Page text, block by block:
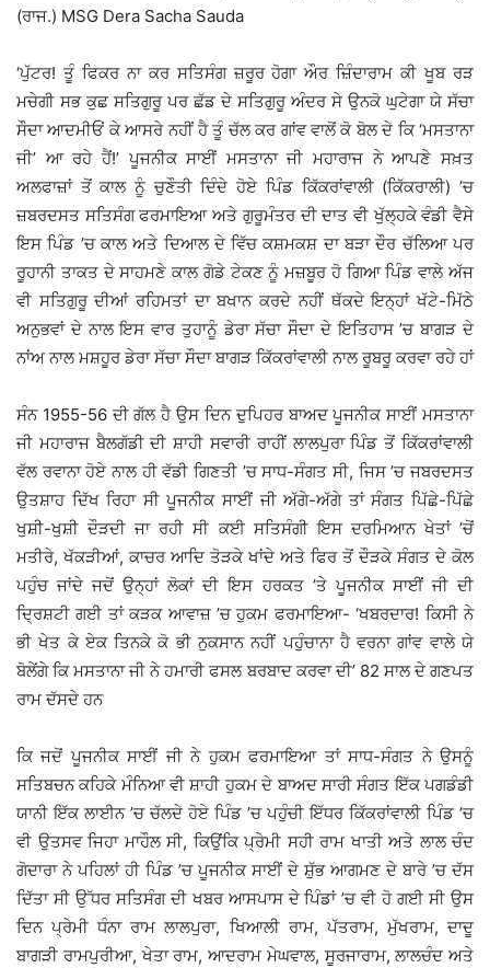
(ਰਾਜ.) MSG Dera Sacha Sauda
‘ਪੁੱਟਰ! ਤੂੰ ਫਿਕਰ ਨਾ ਕਰ ਸਤਿਸੰਗ ਜ਼ਰੂਰ ਹੋਗਾ ਔਰ ਜ਼ਿੰਦਾਰਾਮ ਕੀ ਖੂਬ ਰੜ
ਮਚੇਗੀ ਸਭ ਕੁਛ ਸਤਿਗੁਰੂ ਪਰ ਛੱਡ ਦੇ ਸਤਿਗੁਰੂ ਅੰਦਰ ਸੇ ਉਨਕੋ ਘੁਟੇਗਾ ਯੇ ਸੱਚਾ
ਸੌਦਾ ਆਦਮੀਓਂ ਕੇ ਆਸਰੇ ਨਹੀਂ ਹੈ ਤੂੰ ਚੱਲ ਕਰ ਗਾਂਵ ਵਾਲੋਂ ਕੋ ਬੋਲ ਦੇ ਕਿ ‘ਮਸਤਾਨਾ
ਜੀ’ ਆ ਰਹੇ ਹੈਂ!’ ਪੂਜਨੀਕ ਸਾਈਂ ਮਸਤਾਨਾ ਜੀ ਮਹਾਰਾਜ ਨੇ ਆਪਣੇ ਸਖ਼ਤ
ਅਲਫਾਜ਼ਾਂ ਤੋਂ ਕਾਲ ਨੂੰ ਚੁਣੌਤੀ ਦਿੰਦੇ ਹੋਏ ਪਿੰਡ ਕਿੱਕਰਾਂਵਾਲੀ (ਕਿੱਕਰਾਲੀ) ’ਚ
ਜ਼ਬਰਦਸਤ ਸਤਿਸੰਗ ਫਰਮਾਇਆ ਅਤੇ ਗੁਰੂਮੰਤਰ ਦੀ ਦਾਤ ਵੀ ਖੁੱਲ੍ਹਕੇ ਵੰਡੀ ਵੈਸੇ
ਇਸ ਪਿੰਡ ’ਚ ਕਾਲ ਅਤੇ ਦਿਆਲ ਦੇ ਵਿੱਚ ਕਸ਼ਮਕਸ਼ ਦਾ ਬੜਾ ਦੌਰ ਚੱਲਿਆ ਪਰ
ਰੂਹਾਨੀ ਤਾਕਤ ਦੇ ਸਾਹਮਣੇ ਕਾਲ ਗੋਡੇ ਟੇਕਣ ਨੂੰ ਮਜ਼ਬੂਰ ਹੋ ਗਿਆ ਪਿੰਡ ਵਾਲੇ ਅੱਜ
ਵੀ ਸਤਿਗੁਰੂ ਦੀਆਂ ਰਹਿਮਤਾਂ ਦਾ ਬਖਾਨ ਕਰਦੇ ਨਹੀਂ ਥੱਕਦੇ ਇਨ੍ਹਾਂ ਖੱਟੇ-ਮਿੱਠੇ
ਅਨੁਭਵਾਂ ਦੇ ਨਾਲ ਇਸ ਵਾਰ ਤੁਹਾਨੂੰ ਡੇਰਾ ਸੱਚਾ ਸੌਦਾ ਦੇ ਇਤਿਹਾਸ ’ਚ ਬਾਗੜ ਦੇ
ਨਾਂਅ ਨਾਲ ਮਸ਼ਹੂਰ ਡੇਰਾ ਸੱਚਾ ਸੌਦਾ ਬਾਗੜ ਕਿੱਕਰਾਂਵਾਲੀ ਨਾਲ ਰੂਬਰੂ ਕਰਵਾ ਰਹੇ ਹਾਂ
ਸੰਨ 1955-56 ਦੀ ਗੱਲ ਹੈ ਉਸ ਦਿਨ ਦੁਪਿਹਰ ਬਾਅਦ ਪੂਜਨੀਕ ਸਾਈਂ ਮਸਤਾਨਾ
ਜੀ ਮਹਾਰਾਜ ਬੈਲਗੱਡੀ ਦੀ ਸ਼ਾਹੀ ਸਵਾਰੀ ਰਾਹੀਂ ਲਾਲਪੁਰਾ ਪਿੰਡ ਤੋਂ ਕਿੱਕਰਾਂਵਾਲੀ
ਵੱਲ ਰਵਾਨਾ ਹੋਏ ਨਾਲ ਹੀ ਵੱਡੀ ਗਿਣਤੀ ’ਚ ਸਾਧ-ਸੰਗਤ ਸੀ, ਜਿਸ ’ਚ ਜਬਰਦਸਤ
ਉਤਸ਼ਾਹ ਦਿੱਖ ਰਿਹਾ ਸੀ ਪੂਜਨੀਕ ਸਾਈਂ ਜੀ ਅੱਗੇ-ਅੱਗੇ ਤਾਂ ਸੰਗਤ ਪਿੱਛੇ-ਪਿੱਛੇ
ਖੁਸ਼ੀ-ਖੁਸ਼ੀ ਦੌੜਦੀ ਜਾ ਰਹੀ ਸੀ ਕਈ ਸਤਿਸੰਗੀ ਇਸ ਦਰਮਿਆਨ ਖੇਤਾਂ ’ਚੋਂ
ਮਤੀਰੇ, ਖੱਕੜੀਆਂ, ਕਾਚਰ ਆਦਿ ਤੋੜਕੇ ਖਾਂਦੇ ਅਤੇ ਫਿਰ ਤੋਂ ਦੌੜਕੇ ਸੰਗਤ ਦੇ ਕੋਲ
ਪਹੁੰਚ ਜਾਂਦੇ ਜਦੋਂ ਉਨ੍ਹਾਂ ਲੋਕਾਂ ਦੀ ਇਸ ਹਰਕਤ ’ਤੇ ਪੂਜਨੀਕ ਸਾਈਂ ਜੀ ਦੀ
ਦ੍ਰਿਸ਼ਟੀ ਗਈ ਤਾਂ ਕੜਕ ਆਵਾਜ਼ ’ਚ ਹੁਕਮ ਫਰਮਾਇਆ- ‘ਖਬਰਦਾਰ! ਕਿਸੀ ਨੇ
ਭੀ ਖੇਤ ਕੇ ਏਕ ਤਿਨਕੇ ਕੋ ਭੀ ਨੁਕਸਾਨ ਨਹੀਂ ਪਹੁੰਚਾਨਾ ਹੈ ਵਰਨਾ ਗਾਂਵ ਵਾਲੇ ਯੇ
ਬੋਲੇਂਗੇ ਕਿ ਮਸਤਾਨਾ ਜੀ ਨੇ ਹਮਾਰੀ ਫਸਲ ਬਰਬਾਦ ਕਰਵਾ ਦੀ’ 82 ਸਾਲ ਦੇ ਗਣਪਤ
ਰਾਮ ਦੱਸਦੇ ਹਨ
ਕਿ ਜਦੋਂ ਪੂਜਨੀਕ ਸਾਈਂ ਜੀ ਨੇ ਹੁਕਮ ਫਰਮਾਇਆ ਤਾਂ ਸਾਧ-ਸੰਗਤ ਨੇ ਉਸਨੂੰ
ਸਤਿਬਚਨ ਕਹਿਕੇ ਮੰਨਿਆ ਵੀ ਸ਼ਾਹੀ ਹੁਕਮ ਦੇ ਬਾਅਦ ਸਾਰੀ ਸੰਗਤ ਇੱਕ ਪਗਡੰਡੀ
ਯਾਨੀ ਇੱਕ ਲਾਈਨ ’ਚ ਚੱਲਦੇ ਹੋਏ ਪਿੰਡ ’ਚ ਪਹੁੰਚੀ ਇੱਧਰ ਕਿੱਕਰਾਂਵਾਲੀ ਪਿੰਡ ’ਚ
ਵੀ ਉਤਸਵ ਜਿਹਾ ਮਾਹੌਲ ਸੀ, ਕਿਉਂਕਿ ਪ੍ਰੇਮੀ ਸਹੀ ਰਾਮ ਖਾਤੀ ਅਤੇ ਲਾਲ ਚੰਦ
ਗੋਦਾਰਾ ਨੇ ਪਹਿਲਾਂ ਹੀ ਪਿੰਡ ’ਚ ਪੂਜਨੀਕ ਸਾਈਂ ਦੇ ਸ਼ੁੱਭ ਆਗਮਣ ਦੇ ਬਾਰੇ ’ਚ ਦੱਸ
ਦਿੱਤਾ ਸੀ ਉੱਧਰ ਸਤਿਸੰਗ ਦੀ ਖਬਰ ਆਸਪਾਸ ਦੇ ਪਿੰਡਾਂ ’ਚ ਵੀ ਹੋ ਗਈ ਸੀ ਉਸ
ਦਿਨ ਪ੍ਰੇਮੀ ਧੰਨਾ ਰਾਮ ਲਾਲਪੁਰਾ, ਖਿਆਲੀ ਰਾਮ, ਪੱਤਰਾਮ, ਮੁੱਖਰਾਮ, ਦਾਦੂ
ਬਾਗੜੀ ਰਾਮਪੁਰੀਆ, ਖੇਤਾ ਰਾਮ, ਆਦਰਾਮ ਮੇਘਵਾਲ, ਸੂਰਜਾਰਾਮ, ਲਾਲਚੰਦ ਅਤੇ